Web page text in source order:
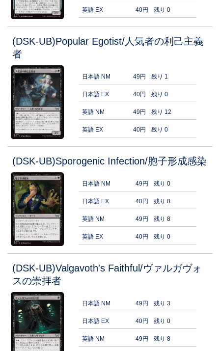
英語 EX 40円 残り 0
(DSK-UB)Popular Egotist/人気者の利己主義
者
日本語 NM 49円 残り 1
日本語 EX 40円 残り 0
英語 NM 49円 残り 12
英語 EX 40円 残り 0
(DSK-UB)Sporogenic Infection/胞子形成感染
日本語 NM 49円 残り 0
日本語 EX 40円 残り 0
英語 NM 49円 残り 8
英語 EX 40円 残り 0
(DSK-UB)Valgavoth's Faithful/ヴァルガヴォ
スの崇拝者
日本語 NM 49円 残り 3
日本語 EX 40円 残り 0
英語 NM 49円 残り 8